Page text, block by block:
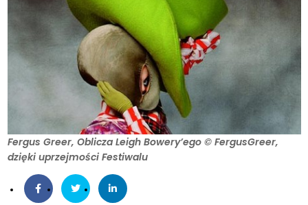
Fergus Greer, Oblicza Leigh Bowery’ego © FergusGreer,
dzięki uprzejmości Festiwalu